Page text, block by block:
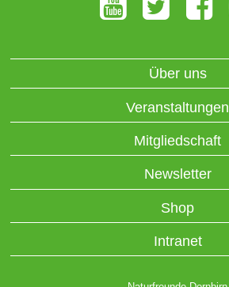
Über uns
Veranstaltungen
Mitgliedschaft
Newsletter
Shop
Intranet